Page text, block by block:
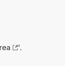
'.